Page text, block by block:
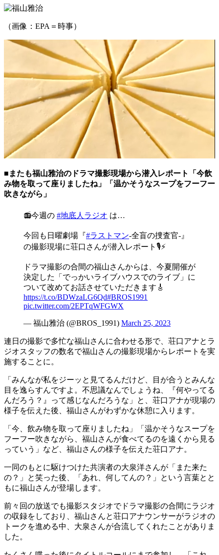
（画像：EPA＝時事）
■またも福山雅治のドラマ撮影現場から潜入レポート「今飲
み物を取って座りましたね」「温かそうなスープをフーフー
吹きながら」
📻今週の #地底人ラジオ は…
今回も日曜劇場『#ラストマン-全盲の捜査官-』
の撮影現場に荘口さんが潜入レポート🎙⚡️
ドラマ撮影の合間の福山さんからは、今夏開催が
決定した「でっかいライブハウスでのライブ」に
ついて改めてお話させていただきます🎸
https://t.co/BDWzaLG6Qd#BROS1991
pic.twitter.com/2EPTqWFGWX
— 福山雅治 (@BROS_1991) March 25, 2023
連日の撮影で多忙な福山さんに合わせる形で、荘口アナとラ
ジオスタッフの数名で福山さんの撮影現場からレポートを実
施することに。
「みんなが私をジーッと見てるんだけど、目が合うとみんな
目を逸らすんですよ。不思議なんでしょうね、『何やってる
んだろう？』って感じなんだろうな」と、荘口アナが現場の
様子を伝えた後、福山さんがわずかな休憩に入ります。
「今、飲み物を取って座りましたね」「温かそうなスープを
フーフー吹きながら、福山さんが食べてるのを遠くから見る
っていう」など、福山さんの様子を伝えた荘口アナ。
一同のもとに駆けつけた共演者の大泉洋さんが「また来た
の？」と笑った後、「あれ、何してんの？」という言葉とと
もに福山さんが登場します。
前々回の放送でも撮影スタジオでドラマ撮影の合間にラジオ
の収録をしており、福山さんと荘口アナウンサーがラジオの
トークを進める中、大泉さんが合流してくれたことがありま
した。